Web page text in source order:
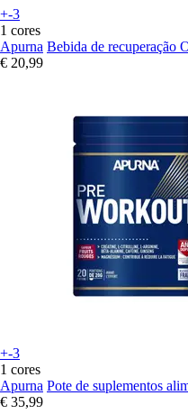
+-3
1 cores
Apurna Bebida de recuperação
€ 20,99
+-3
1 cores
Apurna Pote de suplementos
€ 35,99